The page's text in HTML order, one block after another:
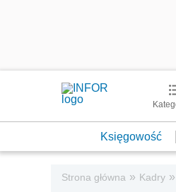
Księgowość
Strona główna » Kadry »